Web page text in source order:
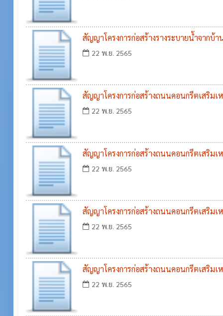
สัญญาโครงการก่อสร้างรางระบายน้ำจาก
ทางโรงสีชุมชน บ้านขาม หมู่ที่ ๘ ตำบลศรีภู
22 พ.ย. 2565
สัญญาโครงการก่อสร้างถนนคอนกรีตเสริมเ
พันธ์วิชาติ บ้านติม หมู่ที่ ๗ ไปทางบ้านกำเ
22 พ.ย. 2565
สัญญาโครงการก่อสร้างถนนคอนกรีตเสริม
๔ ตำบลศรีภูมิ ไปทางโรงเรียนบ้านห้วยสำ
22 พ.ย. 2565
สัญญาโครงการก่อสร้างถนนคอนกรีตเสริมเ
โพธิ์แก้ว ไปทางบ้านนายฤกษ์ กิ่งแก้ว บ้าน
22 พ.ย. 2565
สัญญาโครงการก่อสร้างถนนคอนกรีตเสริม
รนวล บ้านโคกสูงใต้ หมู่ที่ ๙ ตำบลศรีภูมิ อำ
22 พ.ย. 2565